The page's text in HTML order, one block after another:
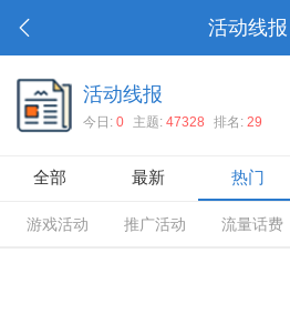
活动线报
活动线报
今日: 0 主题: 47328 排名: 29
全部 最新 热门
游戏活动 推广活动 流量话费